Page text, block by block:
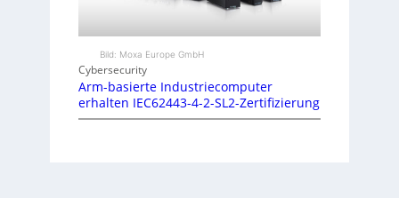
Bild: Moxa Europe GmbH
Cybersecurity
Arm-basierte Industriecomputer
erhalten IEC62443-4-2-SL2-Zertifizierung